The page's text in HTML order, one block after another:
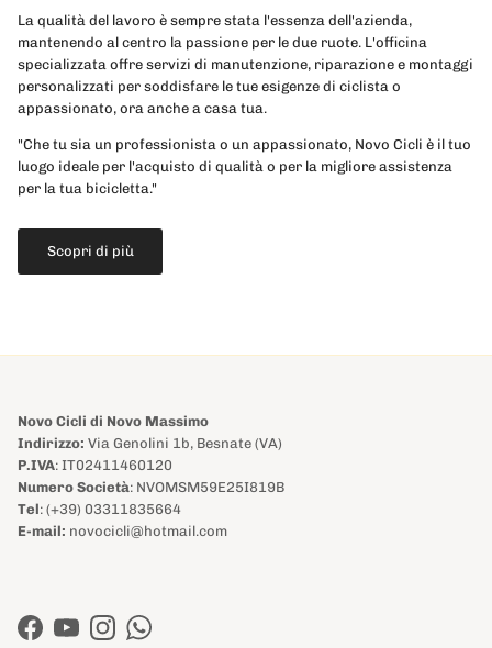
La qualità del lavoro è sempre stata l'essenza dell'azienda,
mantenendo al centro la passione per le due ruote. L'officina
specializzata offre servizi di manutenzione, riparazione e montaggi
personalizzati per soddisfare le tue esigenze di ciclista o
appassionato, ora anche a casa tua.
"Che tu sia un professionista o un appassionato, Novo Cicli è il tuo
luogo ideale per l'acquisto di qualità o per la migliore assistenza
per la tua bicicletta."
Scopri di più
Novo Cicli di Novo Massimo
Indirizzo: Via Genolini 1b, Besnate (VA)
P.IVA: IT02411460120
Numero Società: NVOMSM59E25I819B
Tel: (+39) 03311835664
E-mail: novocicli@hotmail.com
Facebook
YouTubeInstagramWhatsApp